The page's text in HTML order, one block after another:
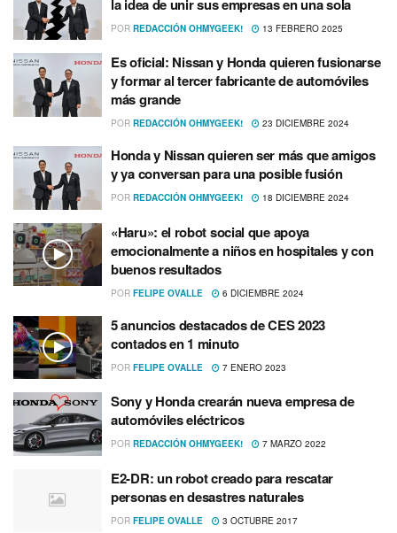
la idea de unir sus empresas en una sola
POR REDACCIÓN OHMYGEEK! 13 FEBRERO 2025
Es oficial: Nissan y Honda quieren fusionarse
y formar al tercer fabricante de automóviles
más grande
POR REDACCIÓN OHMYGEEK! 23 DICIEMBRE 2024
Honda y Nissan quieren ser más que amigos
y ya conversan para una posible fusión
POR REDACCIÓN OHMYGEEK! 18 DICIEMBRE 2024
«Haru»: el robot social que apoya
emocionalmente a niños en hospitales y con
buenos resultados
POR FELIPE OVALLE 6 DICIEMBRE 2024
5 anuncios destacados de CES 2023
contados en 1 minuto
POR FELIPE OVALLE 7 ENERO 2023
Sony y Honda crearán nueva empresa de
automóviles eléctricos
POR REDACCIÓN OHMYGEEK! 7 MARZO 2022
E2-DR: un robot creado para rescatar
personas en desastres naturales
POR FELIPE OVALLE 3 OCTUBRE 2017